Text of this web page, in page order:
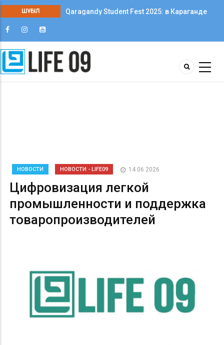
ШҰҒЫЛ
Qaragandy Student Fest 2025: в Караганде
НОВОСТИ НОВОСТИ - LIFE09 14 06 2026
Цифровизация легкой
промышленности и поддержка
товаропроизводителей